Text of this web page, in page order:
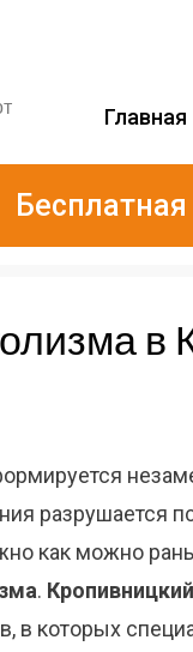
Главная
в
разрушается
как можно
. Кропивницкий
в которых